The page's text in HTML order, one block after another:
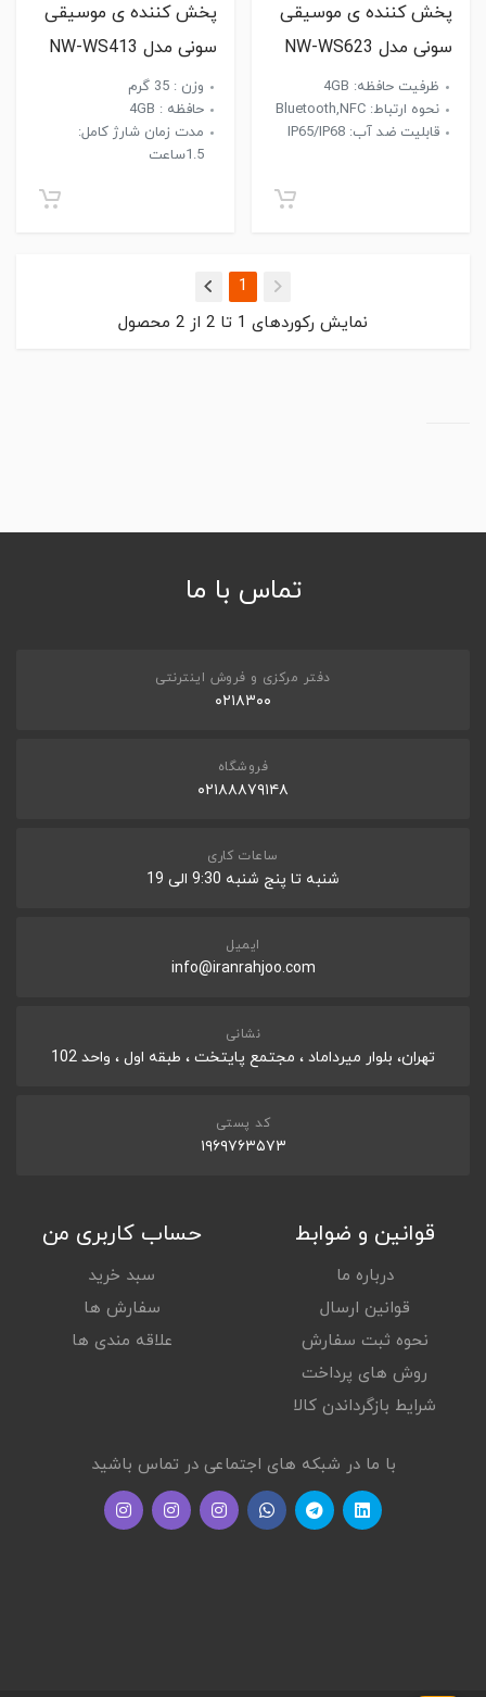
پخش کننده ی موسیقی
سونی مدل NW-WS623
ظرفیت حافظه: 4GB
نحوه ارتباط: Bluetooth,NFC
قابلیت ضد آب: IP65/IP68
پخش کننده ی موسیقی
سونی مدل NW-WS413
وزن : 35 گرم
حافظه : 4GB
مدت زمان شارژ کامل:
1.5ساعت
1
نمایش رکوردهای 1 تا 2 از 2 محصول
تماس با ما
دفتر مرکزی و فروش اینترنتی
۰۲۱۸۳۰۰
فروشگاه
۰۲۱۸۸۸۷۹۱۴۸
ساعات کاری
شنبه تا پنج شنبه 9:30 الی 19
ایمیل
info@iranrahjoo.com
نشانی
تهران، بلوار میرداماد ، مجتمع پایتخت ، طبقه اول ، واحد 102
کد پستی
۱۹۶۹۷۶۳۵۷۳
قوانین و ضوابط
درباره ما
قوانین ارسال
نحوه ثبت سفارش
روش های پرداخت
شرایط بازگرداندن کالا
حساب کاربری من
سبد خرید
سفارش ها
علاقه مندی ها
با ما در شبکه های اجتماعی در تماس باشید